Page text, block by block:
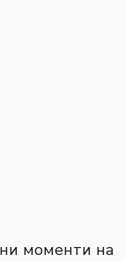
моменти на